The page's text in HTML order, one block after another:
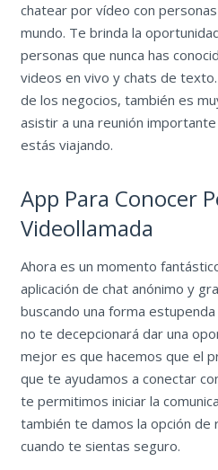
chatear por vídeo con
mundo. Te brinda la
personas que nunca has
videos en vivo y chats de
de los negocios, también es
asistir a una reunión
estás viajando.
App Para Conocer
Videollamada
Ahora es un momento
aplicación de chat anónimo y
buscando una forma
no te decepcionará dar una
mejor es que hacemos que el
que te ayudamos a conectar
te permitimos iniciar la
también te damos la opción de
cuando te sientas seguro.